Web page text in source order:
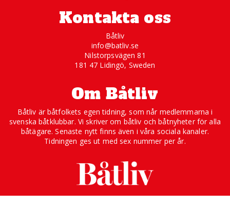
Kontakta oss
Båtliv
info@batliv.se
Nilstorpsvägen 81
181 47 Lidingö, Sweden
Om Båtliv
Båtliv är båtfolkets egen tidning, som når medlemmarna i
svenska båtklubbar. Vi skriver om båtliv och båtnyheter för alla
båtägare. Senaste nytt finns även i våra sociala kanaler.
Tidningen ges ut med sex nummer per år.